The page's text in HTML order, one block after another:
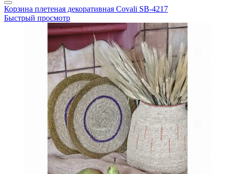
Корзина плетеная декоративная Covali SB-4217
Быстрый просмотр